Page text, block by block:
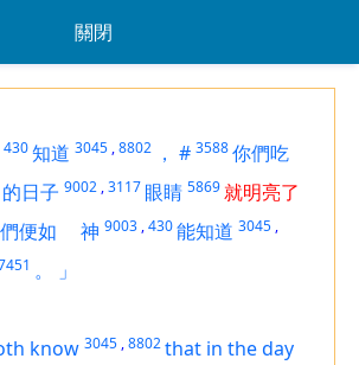
關閉
430知道 3045 ,8802 ， # 3588你們吃
的日子 9002 ,3117 眼睛 5869就明亮了
便如 神 9003 ,430能知道 3045 ,
。
」
know 3045 ,8802that in the day